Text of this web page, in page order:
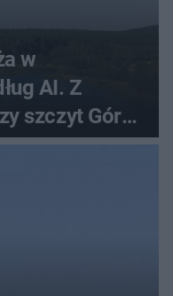
w
AI. Z
szczyt Gór